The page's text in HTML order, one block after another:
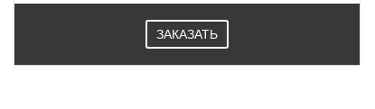
ЗАКАЗАТЬ